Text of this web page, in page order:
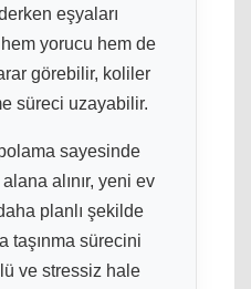
eşyaları
yorucu hem de
görebilir, koliler
süreci uzayabilir.
sayesinde
alınır, yeni ev
planlı şekilde
taşınma sürecini
ve stressiz hale